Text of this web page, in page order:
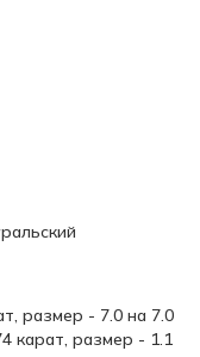
размер - 7.0 на 7.0
карат, размер - 1.1